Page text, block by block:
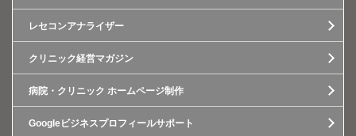
レセコンアナライザー
クリニック経営マガジン
病院・クリニック ホームページ制作
Googleビジネスプロフィールサポート